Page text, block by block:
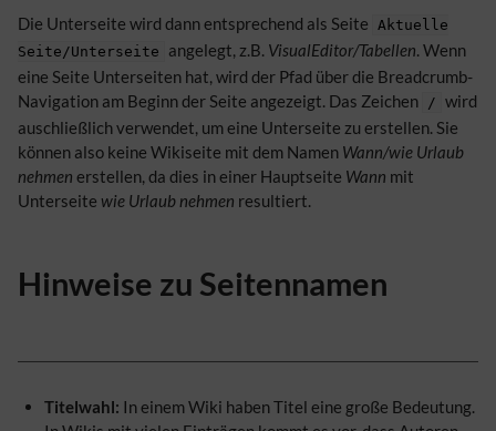
Die Unterseite wird dann entsprechend als Seite Aktuelle
Seite/Unterseite
angelegt, z.B. VisualEditor/Tabellen. Wenn
eine Seite Unterseiten hat, wird der Pfad über die Breadcrumb-
Navigation am Beginn der Seite angezeigt. Das Zeichen
/ wird
auschließlich verwendet, um eine Unterseite zu erstellen. Sie
können also keine Wikiseite mit dem Namen Wann/wie Urlaub
nehmen erstellen, da dies in einer Hauptseite Wann mit
Unterseite wie Urlaub nehmen resultiert.
Hinweise zu Seitennamen
Titelwahl: In einem Wiki haben Titel eine große Bedeutung.